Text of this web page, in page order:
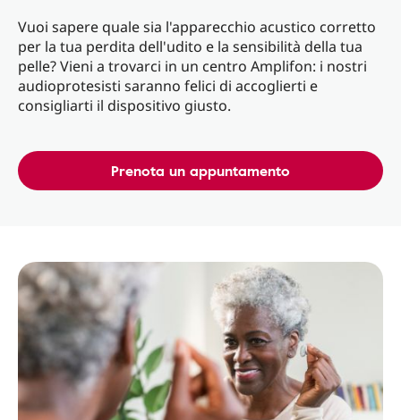
Vuoi sapere quale sia l'apparecchio acustico corretto
per la tua perdita dell'udito e la sensibilità della tua
pelle? Vieni a trovarci in un centro Amplifon: i nostri
audioprotesisti saranno felici di accoglierti e
consigliarti il dispositivo giusto.
Prenota un appuntamento